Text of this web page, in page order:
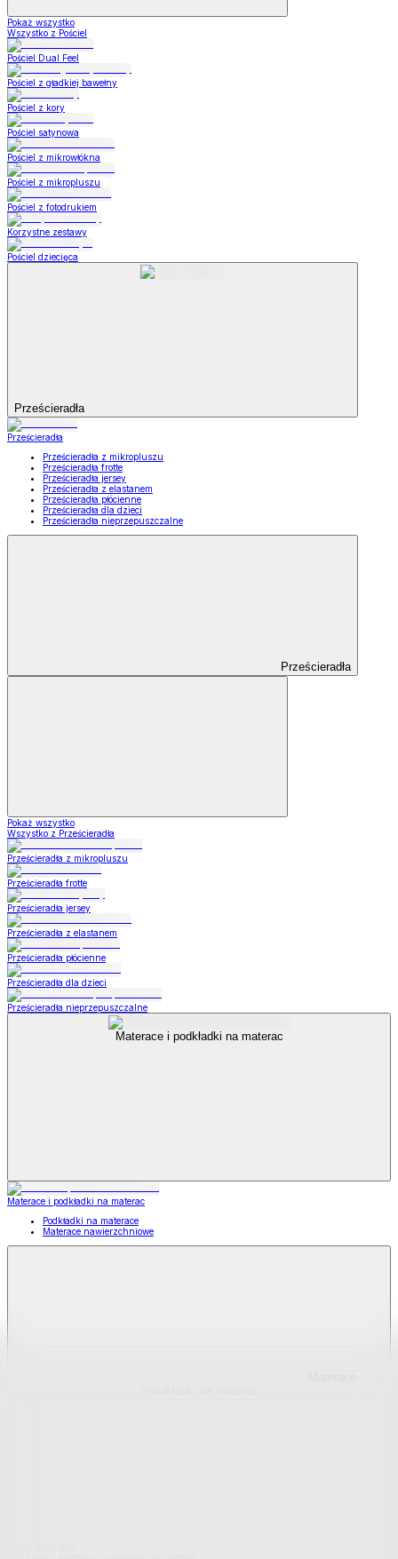
Pokaż wszystko
Wszystko z Pościel
Pościel Dual Feel
Pościel z gładkiej bawełny
Pościel z kory
Pościel satynowa
Pościel z mikrowłókna
Pościel z mikropluszu
Pościel z fotodrukiem
Korzystne zestawy
Pościel dziecięca
Prześcieradła
Prześcieradła
Prześcieradła z mikropluszu
Prześcieradła frotte
Prześcieradła jersey
Prześcieradła z elastanem
Prześcieradła płócienne
Prześcieradła dla dzieci
Prześcieradła nieprzepuszczalne
Prześcieradła
Pokaż wszystko
Wszystko z Prześcieradła
Prześcieradła z mikropluszu
Prześcieradła frotte
Prześcieradła jersey
Prześcieradła z elastanem
Prześcieradła płócienne
Prześcieradła dla dzieci
Prześcieradła nieprzepuszczalne
Materace i podkładki na materac
Materace i podkładki na materac
Podkładki na materace
Materace nawierzchniowe